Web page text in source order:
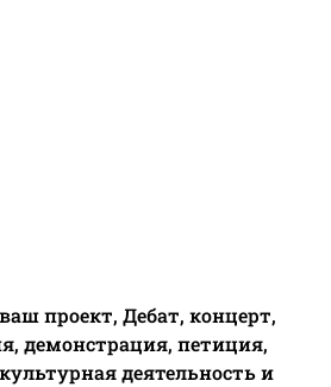
проект, Дебат, концерт,
демонстрация, петиция,
деятельность и